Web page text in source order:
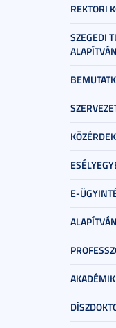
REKTORI
SZEGEDI
E-